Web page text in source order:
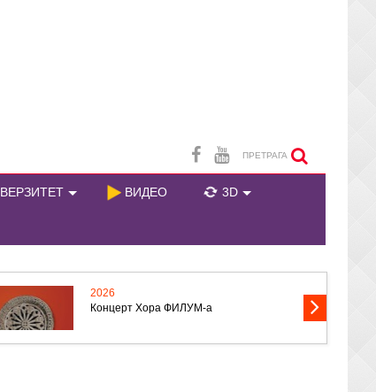
ПРЕТРАГА
ВИДЕО 3D
2026
Концерт Хора ФИЛУМ-а